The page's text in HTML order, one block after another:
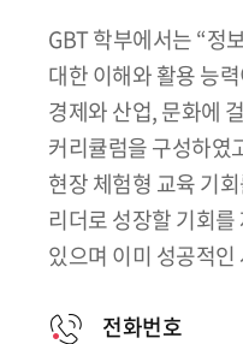
GBT 학부에서는 “정
대한 이해와 활용 능
경제와 산업, 문화에
커리큘럼을 구성하였
현장 체험형 교육 기
리더로 성장할 기회
있으며 이미 성공적
전화번호